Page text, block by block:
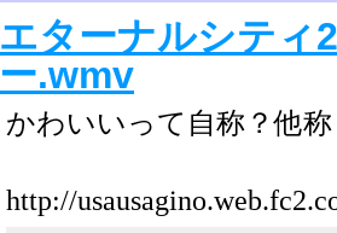
エターナルシティ
ー.wmv
かわいいって自称？他称
http://